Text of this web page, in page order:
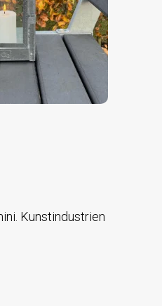
Kunstindustrien